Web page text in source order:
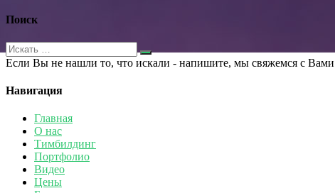
Поиск
Если Вы не нашли то, что искали - напишите, мы свяжемся с Вами
Навигация
Главная
О нас
Тимбилдинг
Портфолио
Видео
Цены